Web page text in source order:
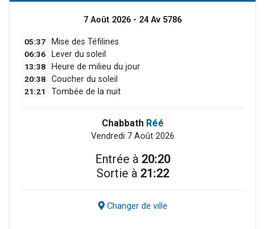
7 Août 2026 - 24 Av 5786
05:37 Mise des Téfilines
06:36 Lever du soleil
13:38 Heure de milieu du jour
20:38 Coucher du soleil
21:21 Tombée de la nuit
Chabbath Réé
Vendredi 7 Août 2026
Entrée à 20:20
Sortie à 21:22
Changer de ville